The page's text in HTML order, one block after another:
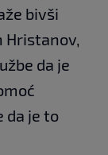
bivši
da je
da je to